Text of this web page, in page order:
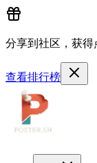
分享到社区，获得
查看排行榜